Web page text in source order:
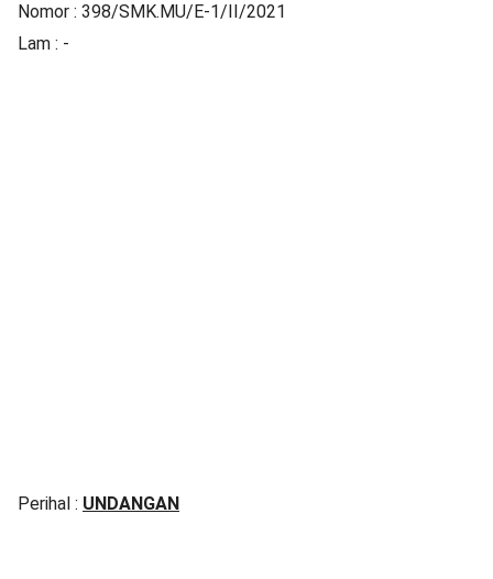
Nomor : 398/SMK.MU/E-1/II/2021
Lam : -
Perihal : UNDANGAN